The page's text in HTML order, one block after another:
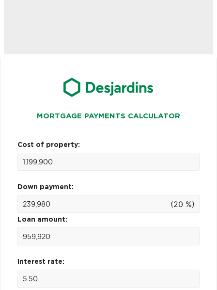
MORTGAGE PAYMENTS CALCULATOR
Cost of property:
Down payment:
(20 %)
Loan amount:
Interest rate: